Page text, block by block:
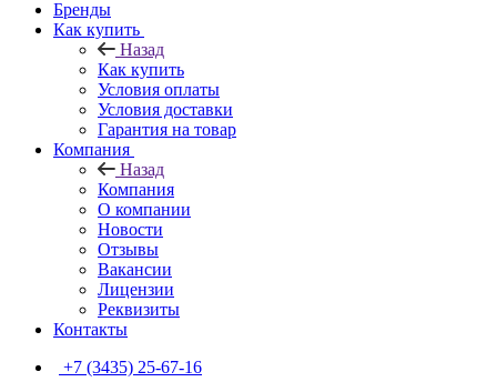
Бренды
Как купить
Назад
Как купить
Условия оплаты
Условия доставки
Гарантия на товар
Компания
Назад
Компания
О компании
Новости
Отзывы
Вакансии
Лицензии
Реквизиты
Контакты
+7 (3435) 25-67-16